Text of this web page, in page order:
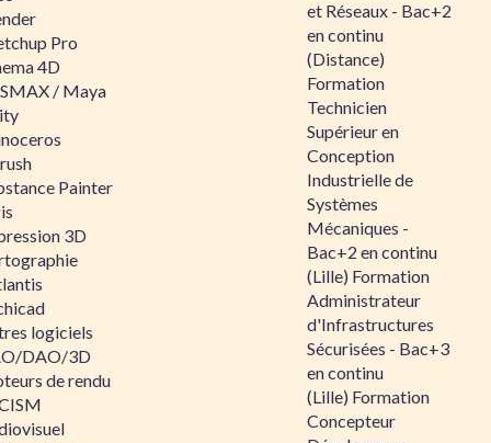
Pro
4D
/ Maya
Painter
3D
logiciels
DAO/3D
de rendu
et Réseaux - Bac+2
en continu
(Distance)
Formation
Technicien
Supérieur en
Conception
Industrielle de
Systèmes
Mécaniques -
Bac+2 en continu
(Lille) Formation
Administrateur
d'Infrastructures
Sécurisées - Bac+3
en continu
(Lille) Formation
Concepteur